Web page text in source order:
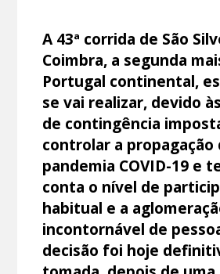
A 43ª corrida de São
Coimbra, a segunda
Portugal continental,
se vai realizar, devido
de contingência
controlar a propagação
pandemia COVID-19 e
conta o nível de
habitual e a
incontornável de
decisão foi hoje